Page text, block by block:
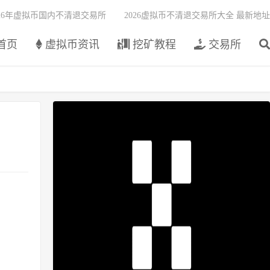
页 虚拟币资讯 挖矿教程 交易所
年虚拟币国内不清退交易所 2026虚拟币不清退交易所大全 最新地址